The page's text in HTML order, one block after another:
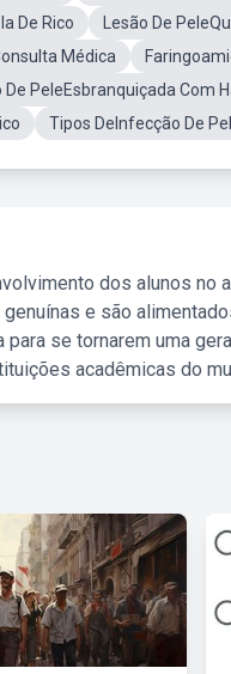
De Rico
Lesão De
Médica
De PeleEsbranquiçada Com
Tipos DeInfecção De
dos alunos no
e são
se tornarem uma
acadêmicas do